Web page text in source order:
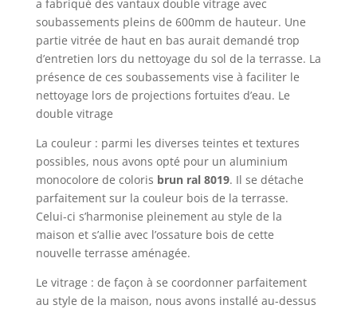
a fabriqué des vantaux double vitrage avec
soubassements pleins de 600mm de hauteur. Une
partie vitrée de haut en bas aurait demandé trop
d’entretien lors du nettoyage du sol de la terrasse. La
présence de ces soubassements vise à faciliter le
nettoyage lors de projections fortuites d’eau. Le
double vitrage
La couleur : parmi les diverses teintes et textures
possibles, nous avons opté pour un aluminium
monocolore de coloris brun ral 8019. Il se détache
parfaitement sur la couleur bois de la terrasse.
Celui-ci s’harmonise pleinement au style de la
maison et s’allie avec l’ossature bois de cette
nouvelle terrasse aménagée.
Le vitrage : de façon à se coordonner parfaitement
au style de la maison, nous avons installé au-dessus